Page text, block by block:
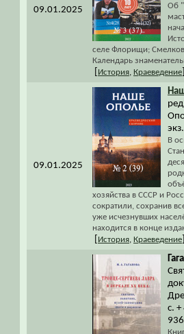
09.01.2025
Об
селе Флорищи;
Календарь
История, Краеведение
09.01.2025
экз.
В
хозяйства в СССР и
сократили, сохранив
уже исчезнувших
находится в конце
История, Краеведение
с.